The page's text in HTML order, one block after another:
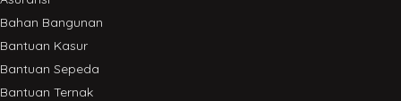
Bahan Bangunan
Bantuan Kasur
Bantuan Sepeda
Bantuan Ternak